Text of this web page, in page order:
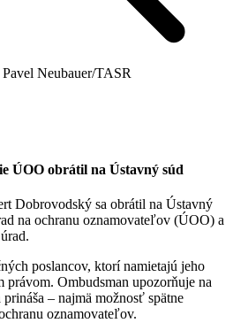
Neubauer/TASR
ÚOO obrátil na Ústavný súd
Dobrovodský sa obrátil na Ústavný
na ochranu oznamovateľov (ÚOO) a
poslancov, ktorí namietajú jeho
právom. Ombudsman upozorňuje na
– najmä možnosť spätne
oznamovateľov.